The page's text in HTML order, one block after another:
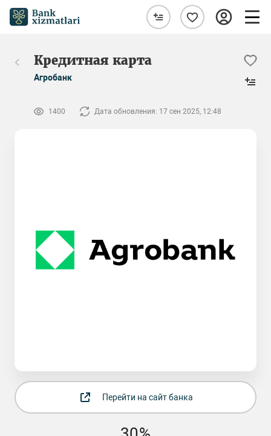
Кредитная карта
Агробанк
1400 Дата обновления: 17 сен 2025, 12:48
Перейти на сайт банка